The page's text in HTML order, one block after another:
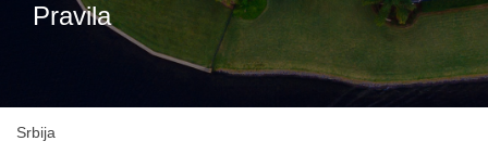
Pravila
Srbija